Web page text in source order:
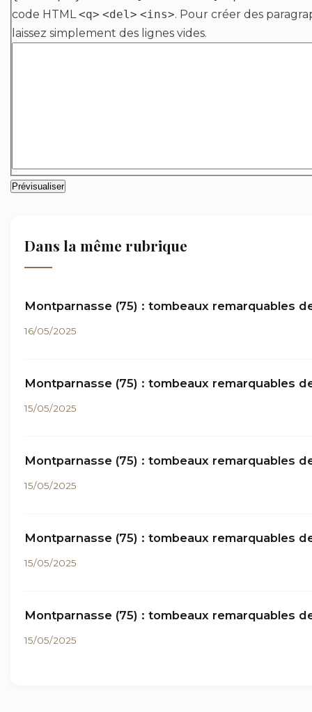
code HTML<q> <del> <ins>. Pour créer des
laissez simplement des lignes vides.
Dans la même rubrique
Montparnasse (75) : tombeaux remarquables
16/05/2025
Montparnasse (75) : tombeaux remarquables
15/05/2025
Montparnasse (75) : tombeaux remarquables
15/05/2025
Montparnasse (75) : tombeaux remarquables
15/05/2025
Montparnasse (75) : tombeaux remarquables
15/05/2025